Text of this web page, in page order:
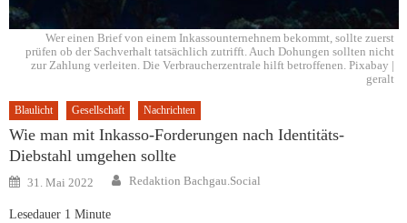
Wer einen Brief von einem Inkassounternehnem bekommt, sollte zuerst
prüfen ob der Sachverhalt tatsächlich zutrifft. Auch Dohungen sollten nicht
zur Zahlung verleiten. Die Verbraucherzentrale hilft betroffenen. Pixabay |
geralt
Blaulicht Gesellschaft Nachrichten
Wie man mit Inkasso-Forderungen nach Identitäts-
Diebstahl umgehen sollte
Posted
on
31. Mai 2022 Author
Redaktion Bachgau.Social
Lesedauer 1 Minute